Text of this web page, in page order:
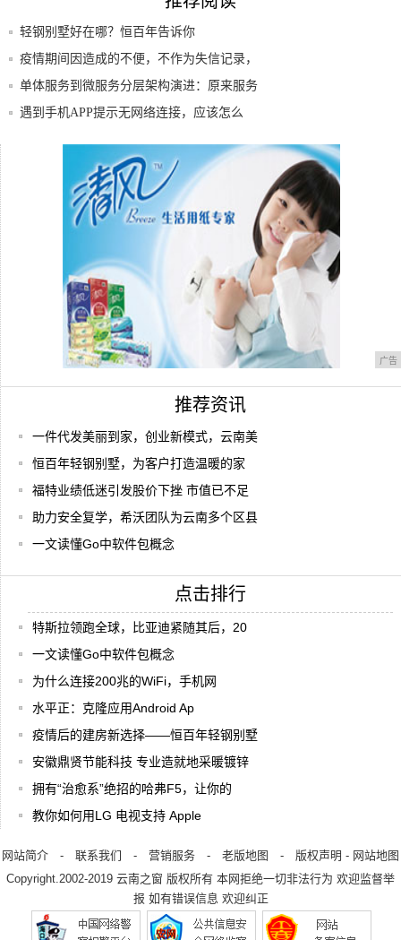
轻钢别墅好在哪？恒百年告诉你
疫情期间因造成的不便，不作为失信记录，
支付宝
单体服务到微服务分层架构演进：原来服务
网关才
遇到手机APP提示无网络连接，应该怎么
GSMA: eSIM 白皮书
广告
推荐资讯
一件代发美丽到家，创业新模式，云南美
恒百年轻钢别墅，为客户打造温暖的家
福特业绩低迷引发股价下挫 市值已不足
助力安全复学，希沃团队为云南多个区县
一文读懂Go中软件包概念
点击排行
特斯拉领跑全球，比亚迪紧随其后，20
一文读懂Go中软件包概念
为什么连接200兆的WiFi，手机网
水平正：克隆应用Android Ap
疫情后的建房新选择——恒百年轻钢别墅
安徽鼎贤节能科技 专业造就地采暖镀锌
拥有“治愈系”绝招的哈弗F5，让你的
教你如何用LG 电视支持 Apple
网站简介 - 联系我们 - 营销服务 - 老版地图 - 版权声明 - 网站地图
Copyright.2002-2019 云南之窗 版权所有 本网拒绝一切非法行为 欢迎监督举
报 如有错误信息 欢迎纠正